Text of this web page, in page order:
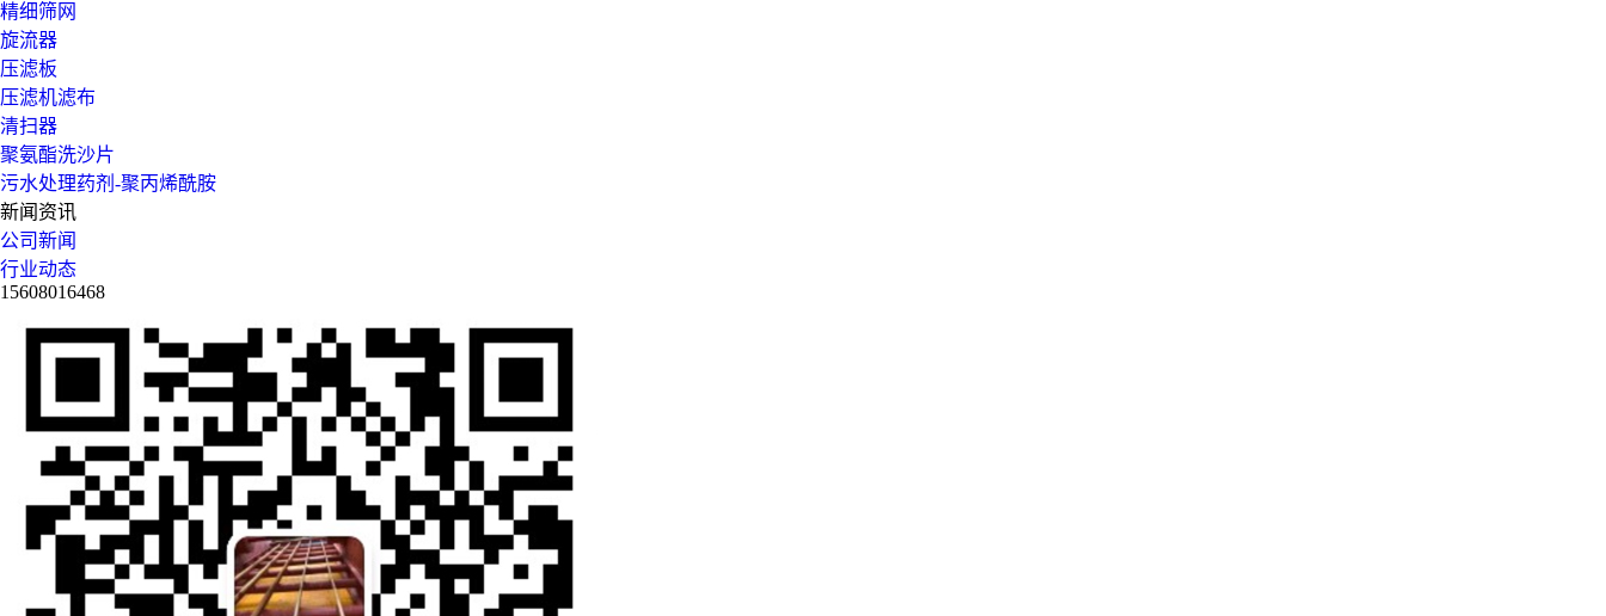
精细筛网
旋流器
压滤板
压滤机滤布
清扫器
聚氨酯洗沙片
污水处理药剂-聚丙烯酰胺
新闻资讯
公司新闻
行业动态
15608016468